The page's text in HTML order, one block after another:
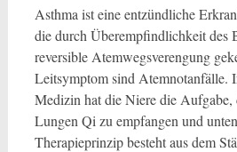
Asthma ist eine entzündliche
die durch Überempfindlichkeit des
reversible Atemwegsverengung
Leitsymptom sind Atemnotanfälle.
Medizin hat die Niere die Aufgabe,
Lungen Qi zu empfangen und
Therapieprinzip besteht aus dem